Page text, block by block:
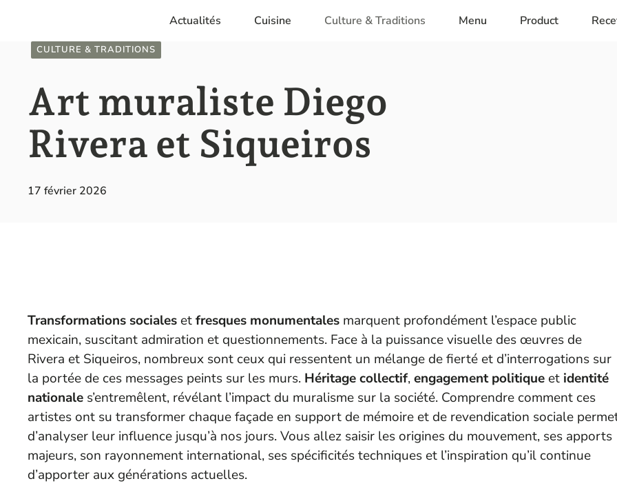
contenu
Actualités Cuisine Culture & Traditions Menu Product
CULTURE & TRADITIONS
Art muraliste Diego
Rivera et Siqueiros
17 février 2026
Transformations sociales etfresques monumentales marquent profondément l’espace public
mexicain, suscitant admiration et questionnements. Face à la puissance visuelle des œuvres de
Rivera et Siqueiros, nombreux sont ceux qui ressentent un mélange de fierté et d’interrogations sur
la portée de ces messages peints sur les murs. Héritage collectif,engagement politique et identité
nationale s’entremêlent, révélant l’impact du muralisme sur la société. Comprendre comment ces
artistes ont su transformer chaque façade en support de mémoire et de revendication sociale
d’analyser leur influence jusqu’à nos jours. Vous allez saisir les origines du mouvement, ses apports
majeurs, son rayonnement international, ses spécificités techniques et l’inspiration qu’il continue
d’apporter aux générations actuelles.